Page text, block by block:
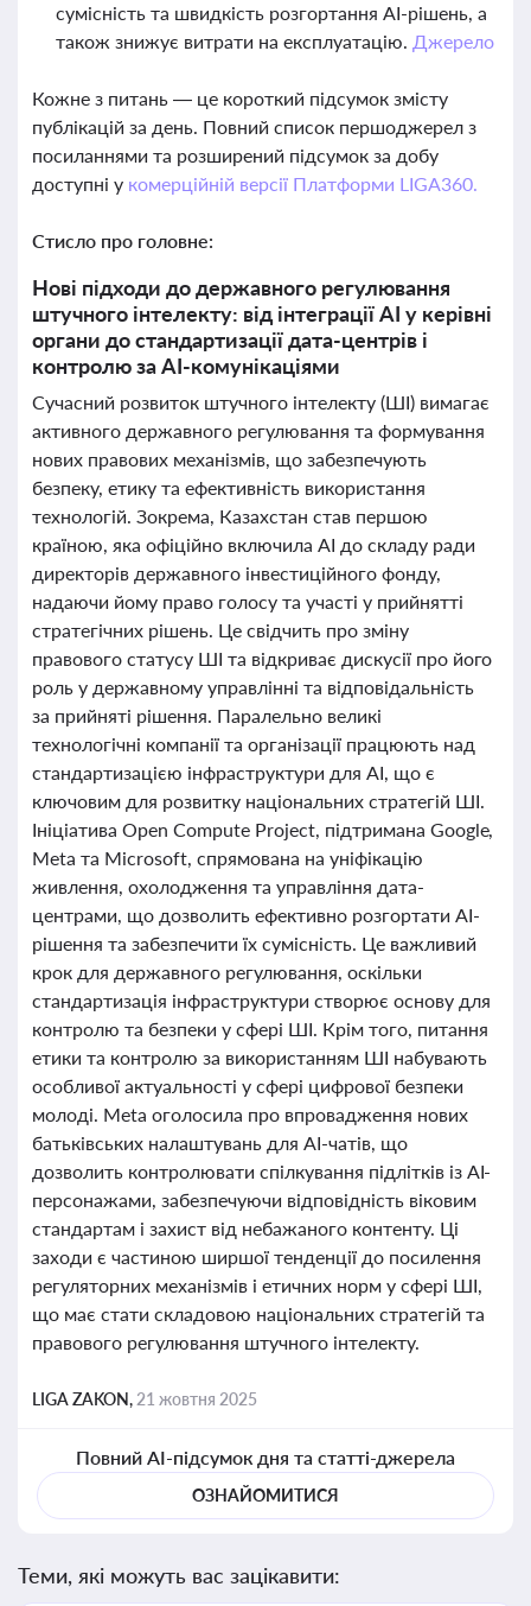
сумісність та швидкість розгортання AI-рішень, а
також знижує витрати на експлуатацію. Джерело
Кожне з питань — це короткий підсумок змісту
публікацій за день. Повний список першоджерел з
посиланнями та розширений підсумок за добу
доступні у комерційній версії Платформи LIGA360.
Стисло про головне:
Нові підходи до державного регулювання
штучного інтелекту: від інтеграції AI у керівні
органи до стандартизації дата-центрів і
контролю за AI-комунікаціями
Сучасний розвиток штучного інтелекту (ШІ) вимагає
активного державного регулювання та формування
нових правових механізмів, що забезпечують
безпеку, етику та ефективність використання
технологій. Зокрема, Казахстан став першою
країною, яка офіційно включила AI до складу ради
директорів державного інвестиційного фонду,
надаючи йому право голосу та участі у прийнятті
стратегічних рішень. Це свідчить про зміну
правового статусу ШІ та відкриває дискусії про його
роль у державному управлінні та відповідальність
за прийняті рішення. Паралельно великі
технологічні компанії та організації працюють над
стандартизацією інфраструктури для AI, що є
ключовим для розвитку національних стратегій ШІ.
Ініціатива Open Compute Project, підтримана Google,
Meta та Microsoft, спрямована на уніфікацію
живлення, охолодження та управління дата-
центрами, що дозволить ефективно розгортати AI-
рішення та забезпечити їх сумісність. Це важливий
крок для державного регулювання, оскільки
стандартизація інфраструктури створює основу для
контролю та безпеки у сфері ШІ. Крім того, питання
етики та контролю за використанням ШІ набувають
особливої актуальності у сфері цифрової безпеки
молоді. Meta оголосила про впровадження нових
батьківських налаштувань для AI-чатів, що
дозволить контролювати спілкування підлітків із AI-
персонажами, забезпечуючи відповідність віковим
стандартам і захист від небажаного контенту. Ці
заходи є частиною ширшої тенденції до посилення
регуляторних механізмів і етичних норм у сфері ШІ,
що має стати складовою національних стратегій та
правового регулювання штучного інтелекту.
LIGA ZAKON, 21 жовтня 2025
Повний AI-підсумок дня та статті-джерела
ОЗНАЙОМИТИСЯ
Теми, які можуть вас зацікавити: